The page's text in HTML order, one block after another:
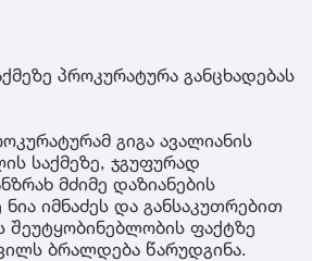
პროკურატურა განცხადებას
გიგა ავალიანის
საქმეზე, ჯგუფურად
მძიმე დაზიანების
ნია იმნაძეს და განსაკუთრებით
შეუტყობინებლობის ფაქტზე
ბრალდება წარუდგინა.